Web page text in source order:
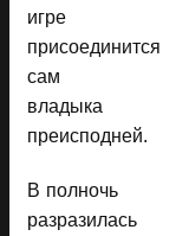
игре
присоединится
сам
владыка
преисподней.
В полночь
разразилась